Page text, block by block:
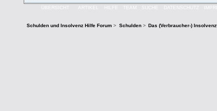
ÜBERSICHT ARTIKEL HILFE TEAM SUCHE DATENSCHUTZ
Schulden und Insolvenz Hilfe Forum > Schulden> Das (Verbraucher-)